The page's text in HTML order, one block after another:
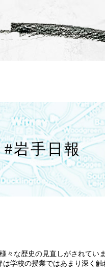
#岩手日報
々な歴史の見直しがされていま
学校の授業ではあまり深く